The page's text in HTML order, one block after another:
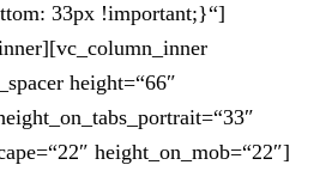
33px !important;}“]
height=“66″
height_on_mob=“22″]